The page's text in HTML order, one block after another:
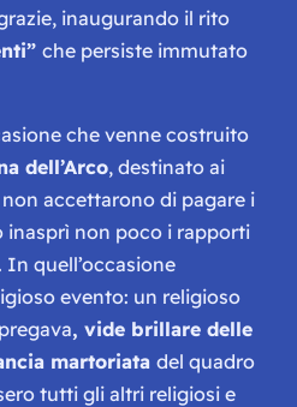
inaugurando il rito
che persiste immutato
che venne costruito
dell’Arco, destinato ai
accettarono di pagare i
inasprì non poco i rapporti
In quell’occasione
evento: un religioso
, vide brillare delle
martoriata del quadro
tutti gli altri religiosi e